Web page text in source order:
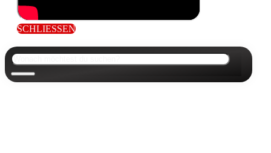
SCHLIESSEN
Suchen